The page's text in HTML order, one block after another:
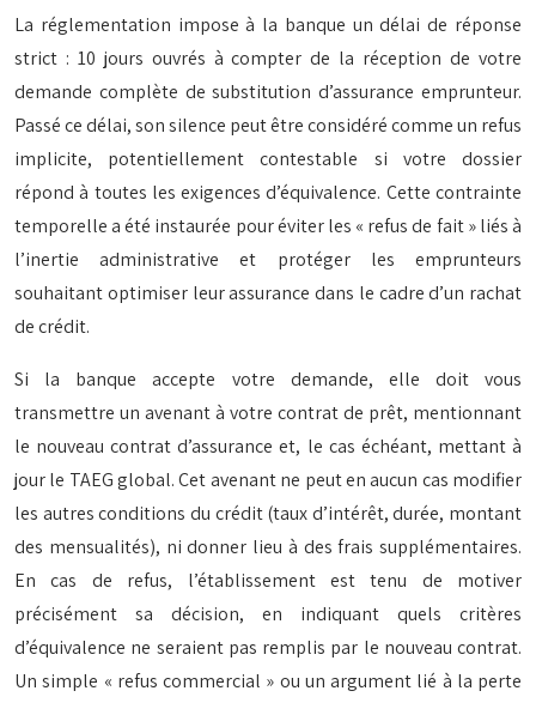
La réglementation impose à la banque un délai de réponse
strict : 10 jours ouvrés à compter de la réception de votre
demande complète de substitution d’assurance emprunteur.
Passé ce délai, son silence peut être considéré comme un refus
implicite, potentiellement contestable si votre dossier
répond à toutes les exigences d’équivalence. Cette contrainte
temporelle a été instaurée pour éviter les « refus de fait » liés à
l’inertie administrative et protéger les emprunteurs
souhaitant optimiser leur assurance dans le cadre d’un rachat
de crédit.
Si la banque accepte votre demande, elle doit vous
transmettre un avenant à votre contrat de prêt, mentionnant
le nouveau contrat d’assurance et, le cas échéant, mettant à
jour le TAEG global. Cet avenant ne peut en aucun cas modifier
les autres conditions du crédit (taux d’intérêt, durée, montant
des mensualités), ni donner lieu à des frais supplémentaires.
En cas de refus, l’établissement est tenu de motiver
précisément sa décision, en indiquant quels critères
d’équivalence ne seraient pas remplis par le nouveau contrat.
Un simple « refus commercial » ou un argument lié à la perte